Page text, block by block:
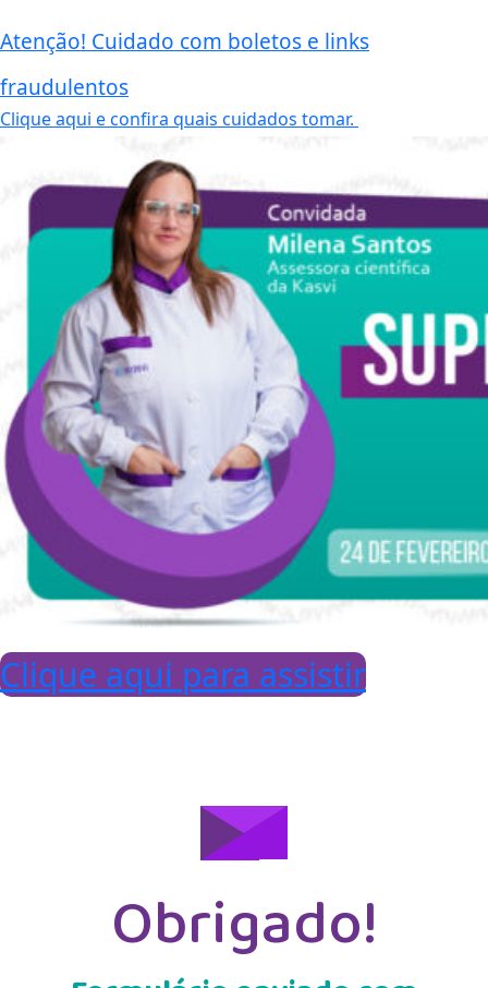
Atenção! Cuidado com boletos e links
fraudulentos
Clique aqui e confira quais cuidados tomar.
Clique aqui para assistir
Obrigado!